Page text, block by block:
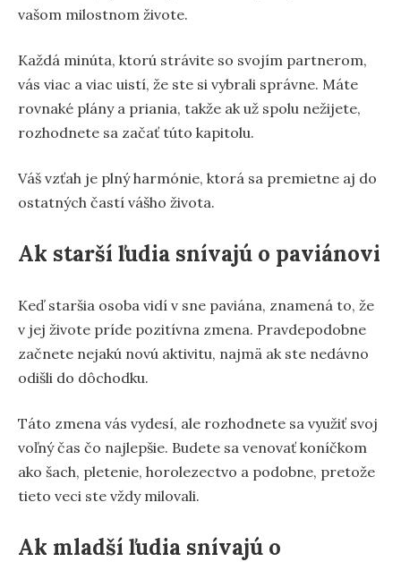
vašom milostnom živote.
Každá minúta, ktorú strávite so svojím partnerom,
vás viac a viac uistí, že ste si vybrali správne. Máte
rovnaké plány a priania, takže ak už spolu nežijete,
rozhodnete sa začať túto kapitolu.
Váš vzťah je plný harmónie, ktorá sa premietne aj do
ostatných častí vášho života.
Ak starší ľudia snívajú o paviánovi
Keď staršia osoba vidí v sne paviána, znamená to, že
v jej živote príde pozitívna zmena. Pravdepodobne
začnete nejakú novú aktivitu, najmä ak ste nedávno
odišli do dôchodku.
Táto zmena vás vydesí, ale rozhodnete sa využiť svoj
voľný čas čo najlepšie. Budete sa venovať koníčkom
ako šach, pletenie, horolezectvo a podobne, pretože
tieto veci ste vždy milovali.
Ak mladší ľudia snívajú o